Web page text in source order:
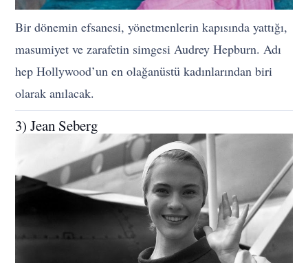
Bir dönemin efsanesi, yönetmenlerin kapısında yattığı,
masumiyet ve zarafetin simgesi Audrey Hepburn. Adı
hep Hollywood’un en olağanüstü kadınlarından biri
olarak anılacak.
3) Jean Seberg